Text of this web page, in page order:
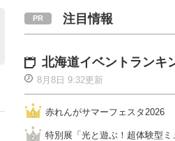
注目情報
北海道イベントランキ
8月8日 9:32更新
赤れんがサマーフェスタ2026
特別展「光と遊ぶ！超体験型